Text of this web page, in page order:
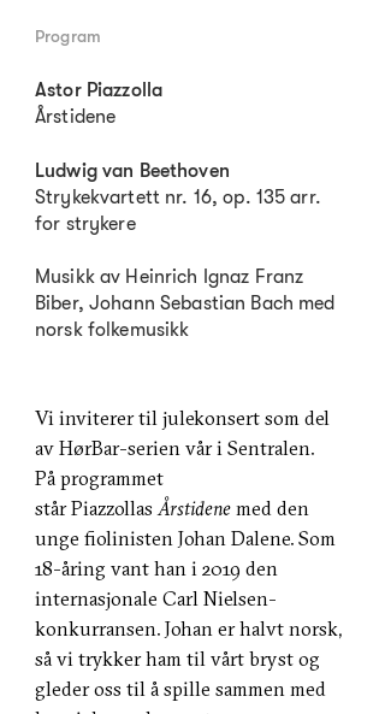
Program
Astor Piazzolla
Årstidene
Ludwig van Beethoven
Strykekvartett nr. 16, op. 135 arr.
for strykere
Musikk av Heinrich Ignaz Franz
Biber, Johann Sebastian Bach med
norsk folkemusikk
Vi inviterer til julekonsert som del
av HørBar-serien vår i Sentralen.
På programmet
står PiazzollasÅrstidene med den
unge fiolinisten Johan Dalene. Som
18-åring vant han i 2019 den
internasjonale Carl Nielsen-
konkurransen. Johan er halvt norsk,
så vi trykker ham til vårt bryst og
gleder oss til å spille sammen med